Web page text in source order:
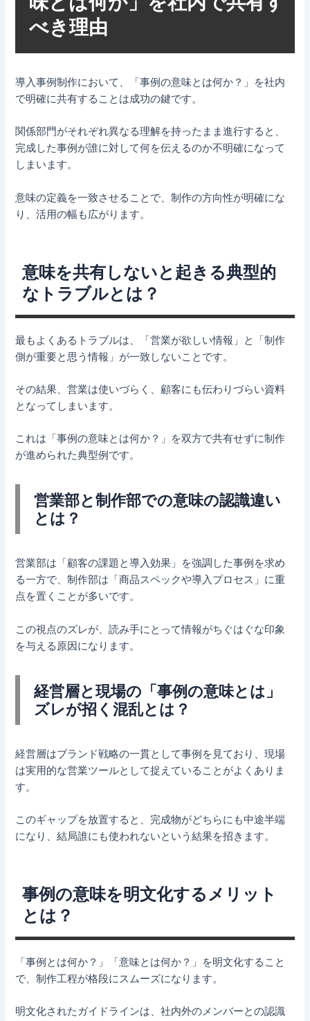
べき理由
導入事例制作において、「事例の意味とは何か？」を社内
で明確に共有することは成功の鍵です。
関係部門がそれぞれ異なる理解を持ったまま進行すると、
完成した事例が誰に対して何を伝えるのか不明確になって
しまいます。
意味の定義を一致させることで、制作の方向性が明確にな
り、活用の幅も広がります。
意味を共有しないと起きる典型的
なトラブルとは？
最もよくあるトラブルは、「営業が欲しい情報」と「制作
側が重要と思う情報」が一致しないことです。
その結果、営業は使いづらく、顧客にも伝わりづらい資料
となってしまいます。
これは「事例の意味とは何か？」を双方で共有せずに制作
が進められた典型例です。
営業部と制作部での意味の認識違い
とは？
営業部は「顧客の課題と導入効果」を強調した事例を求め
る一方で、制作部は「商品スペックや導入プロセス」に重
点を置くことが多いです。
この視点のズレが、読み手にとって情報がちぐはぐな印象
を与える原因になります。
経営層と現場の「事例の意味とは」
ズレが招く混乱とは？
経営層はブランド戦略の一貫として事例を見ており、現場
は実用的な営業ツールとして捉えていることがよくありま
す。
このギャップを放置すると、完成物がどちらにも中途半端
になり、結局誰にも使われないという結果を招きます。
事例の意味を明文化するメリット
とは？
「事例とは何か？」「意味とは何か？」を明文化すること
で、制作工程が格段にスムーズになります。
明文化されたガイドラインは、社内外のメンバーとの認識